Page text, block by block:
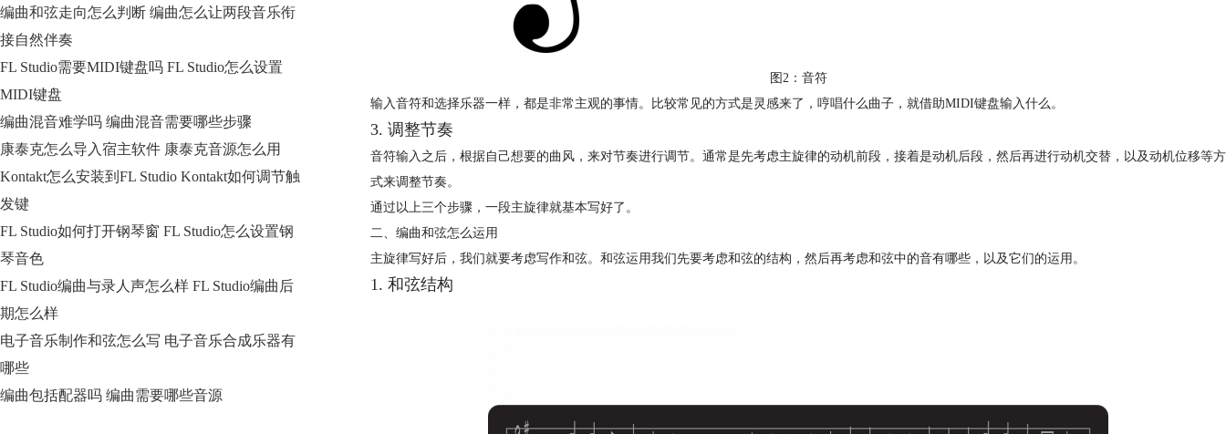
编曲和弦走向怎么判断 编曲怎么让两段音乐衔
接自然伴奏
FL Studio需要MIDI键盘吗 FL Studio怎么设置
MIDI键盘
编曲混音难学吗 编曲混音需要哪些步骤
康泰克怎么导入宿主软件 康泰克音源怎么用
Kontakt怎么安装到FL Studio Kontakt如何调节触
发键
FL Studio如何打开钢琴窗 FL Studio怎么设置钢
琴音色
FL Studio编曲与录人声怎么样 FL Studio编曲后
期怎么样
电子音乐制作和弦怎么写 电子音乐合成乐器有
哪些
编曲包括配器吗 编曲需要哪些音源
图2：音符
输入音符和选择乐器一样，都是非常主观的事情。比较常见的方式是灵感来了，哼唱什么曲子，就借助MIDI键盘输入什么。
3. 调整节奏
音符输入之后，根据自己想要的曲风，来对节奏进行调节。通常是先考虑主旋律的动机前段，接着是动机后段，然后再进行动机交替，以及动机位移等方
式来调整节奏。
通过以上三个步骤，一段主旋律就基本写好了。
二、编曲和弦怎么运用
主旋律写好后，我们就要考虑写作和弦。和弦运用我们先要考虑和弦的结构，然后再考虑和弦中的音有哪些，以及它们的运用。
1. 和弦结构